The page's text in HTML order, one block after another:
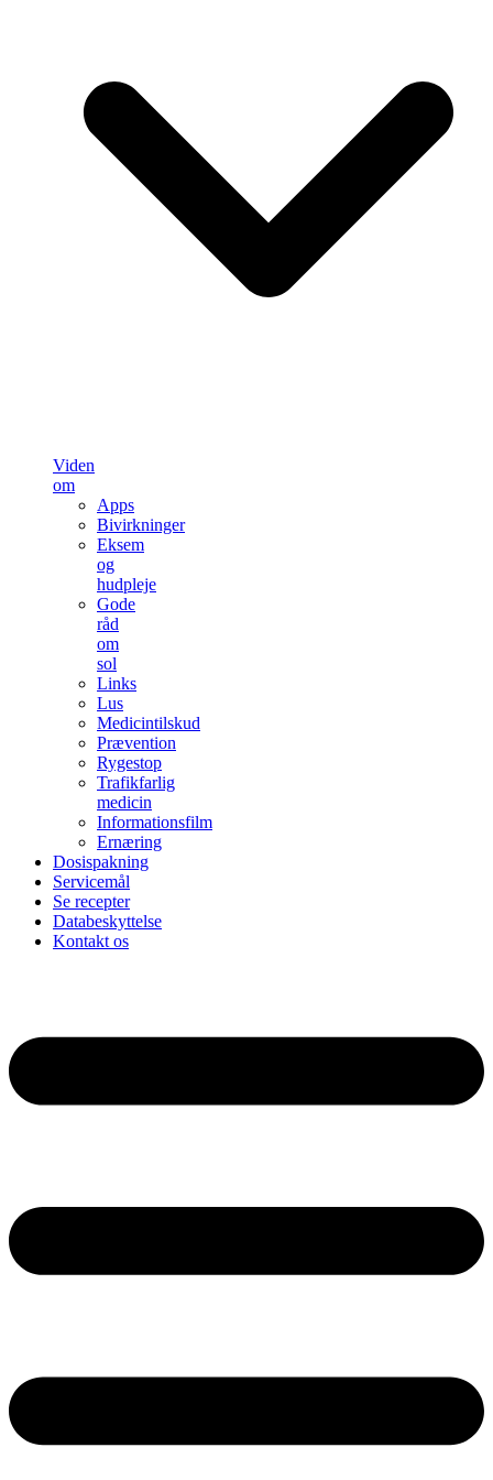
Viden
om
Apps
Bivirkninger
Eksem
og
hudpleje
Gode
råd
om
sol
Links
Lus
Medicintilskud
Prævention
Rygestop
Trafikfarlig
medicin
Informationsfilm
Ernæring
Dosispakning
Servicemål
Se recepter
Databeskyttelse
Kontakt os